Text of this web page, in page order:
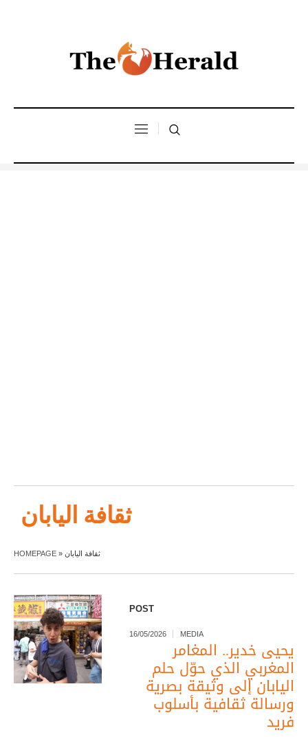
ثقافة اليابان
HOMEPAGE » ثقافة اليابان
POST
16/05/2026 MEDIA
يحيى خدير.. المغامر
المغربي الذي حوّل حلم
اليابان إلى وثيقة بصرية
ورسالة ثقافية بأسلوب
فريد